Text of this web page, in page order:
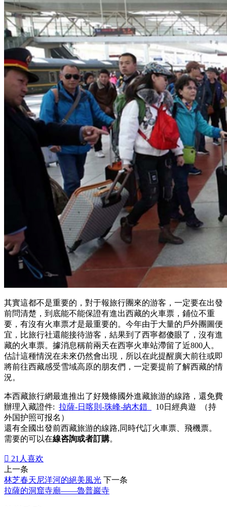
其實這都不是重要的，對于報旅行團來的游客，一定要在出發
前問清楚，到底能不能保證有進出西藏的火車票，鋪位不重
要，有沒有火車票才是最重要的。今年由于大量的戶外團圖便
宜，比旅行社還能接待游客，結果到了西寧都傻眼了，沒有進
藏的火車票。據消息稱前兩天在西寧火車站滯留了近800人。
估計這種情況在未來仍然會出現，所以在此提醒廣大前往或即
將前往西藏感受雪域高原的朋友們，一定要提前了解西藏的情
況。
本西藏旅行網最進推出了好幾條國外進藏旅游的線路，還免費
辦理入藏證件: 拉薩-日喀則-珠峰-納木錯
10日經典遊 （持
外国护照可报名）
還有全國出發前西藏旅游的線路,同時代訂火車票、飛機票。
需要的可以在線咨詢或者訂購。
 21 人喜欢
上一条
林芝春天尼洋河的絕美風光 下一条
拉薩的洞窟寺廟——魯普巖寺